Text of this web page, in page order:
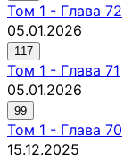
Том 1 - Глава 72
05.01.2026
117
Том 1 - Глава 71
05.01.2026
99
Том 1 - Глава 70
15.12.2025